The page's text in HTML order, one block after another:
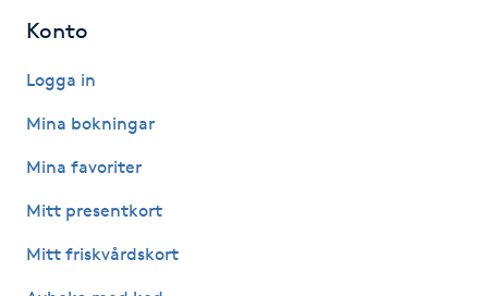
Friskvårdsmassage
Funktionsanalys
Konto
Logga in
Mina bokningar
Mina favoriter
Mitt presentkort
Mitt friskvårdskort